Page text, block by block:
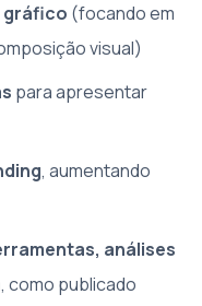
gráfico (focando em
visual)
para apresentar
, aumentando
análises
, como publicado